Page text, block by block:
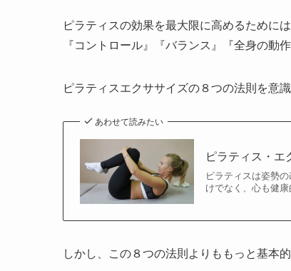
ピラティスの効果を最大限に高めるために
『コントロール』『バランス』『全身の動
ピラティスエクササイズの８つの法則を意
あわせて読みたい
ピラティス・エ
ピラティスは姿勢
けでなく、心も健
しかし、この８つの法則よりももっと基本